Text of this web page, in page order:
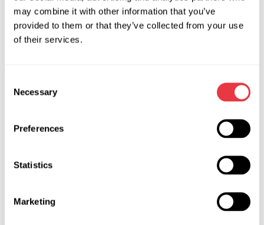
may combine it with other information that you’ve
provided to them or that they’ve collected from your use
of their services.
Selection
Necessary
Preferences
Statistics
Marketing
nadanie odnowionemu zaciskowi pięknego wyglądu. Może to
być proste czyszczenie z brudu i rdzy za pomocą
śrutowania lub malowanie proszkowe. Wygląd samochodu